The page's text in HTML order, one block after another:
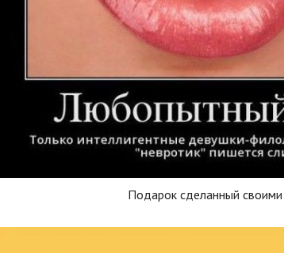
Подарок сделанный своими